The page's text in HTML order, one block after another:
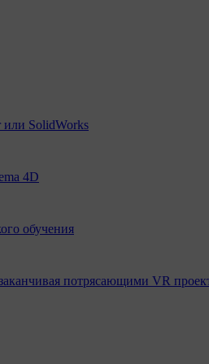
или SolidWorks
4D
обучения
потрясающими VR